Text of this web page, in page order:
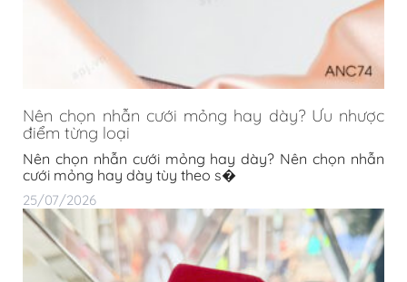
Nên chọn nhẫn cưới mỏng hay dày? Ưu nhược
điểm từng loại
Nên chọn nhẫn cưới mỏng hay dày? Nên chọn nhẫn
cưới mỏng hay dày tùy theo s�
25/07/2026